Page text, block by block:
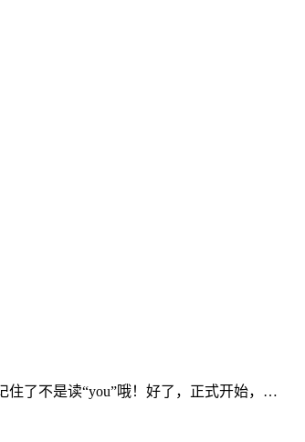
住了不是读“you”哦！好了，正式开始，…